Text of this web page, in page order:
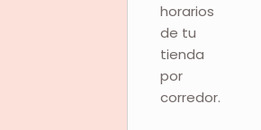
horarios
de tu
tienda
por
corredor.